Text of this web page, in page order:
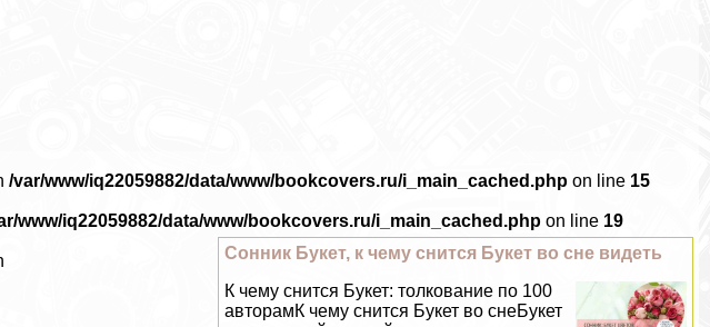
/var/www/iq22059882/data/www/bookcovers.ru/i_main_cached.php on line 15
www/iq22059882/data/www/bookcovers.ru/i_main_cached.php on line 19
Сонник Букет, к чему снится Букет во сне видеть
К чему снится Букет: толкование по 100
авторамК чему снится Букет во снеБукет